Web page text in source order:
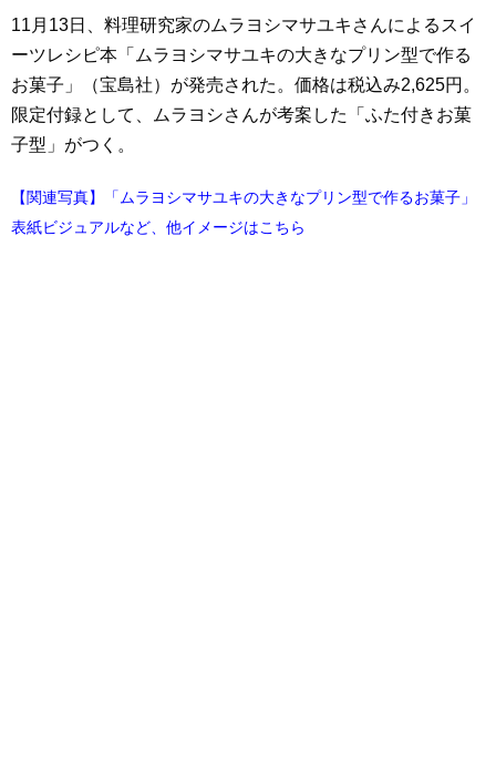
11月13日、料理研究家のムラヨシマサユキさんによるスイ
ーツレシピ本「ムラヨシマサユキの大きなプリン型で作る
お菓子」（宝島社）が発売された。価格は税込み2,625円。
限定付録として、ムラヨシさんが考案した「ふた付きお菓
子型」がつく。
【関連写真】「ムラヨシマサユキの大きなプリン型で作るお菓子」
表紙ビジュアルなど、他イメージはこちら